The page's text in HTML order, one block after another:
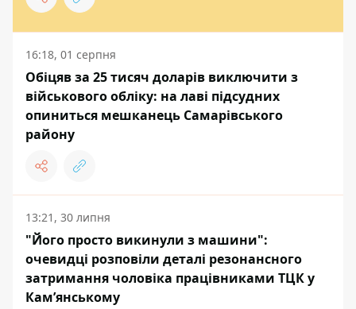
16:18, 01 серпня
Обіцяв за 25 тисяч доларів виключити з
військового обліку: на лаві підсудних
опиниться мешканець Самарівського
району
13:21, 30 липня
"Його просто викинули з машини":
очевидці розповіли деталі резонансного
затримання чоловіка працівниками ТЦК у
Кам’янському